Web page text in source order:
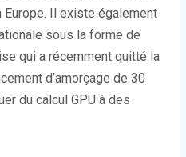
Il existe également
sous la forme de
qui a récemment quitté la
d’amorçage de 30
du calcul GPU à des